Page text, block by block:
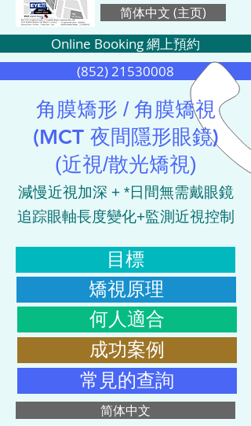
简体中文 (主页)
Online Booking 網上預約
(852) 21530008
角膜矯形 / 角膜矯視
(MCT 夜間隱形眼鏡)
(近視/散光矯視)
減慢近視加深 + *日間無需戴眼鏡
追踪眼軸長度變化+監測近視控制
目標
矯視原理
何人適合
成功案例
常見的查詢
简体中文